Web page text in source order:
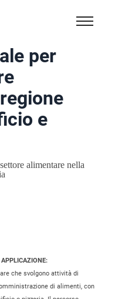
per
e
APPLICAZIONE:
che svolgono attività di
di alimenti, con